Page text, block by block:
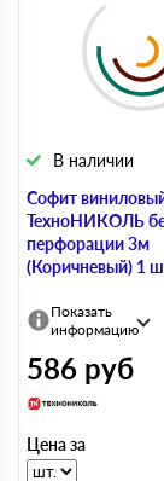
Софит
ТехноНИКОЛЬ
перфорации 3м
(Коричневый) 1
В наличии
Показать
информацию
586 руб
Цена за